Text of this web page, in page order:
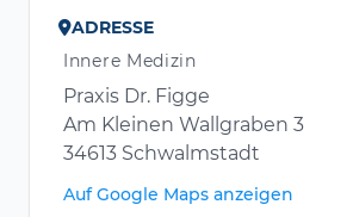
ADRESSE
Innere Medizin
Praxis Dr. Figge
Am Kleinen Wallgraben 3
34613 Schwalmstadt
Auf Google Maps anzeigen